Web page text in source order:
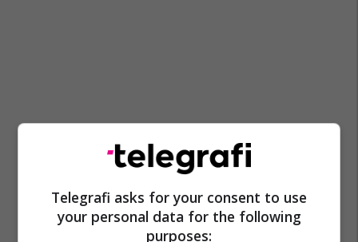
Telegrafi asks for your consent to use
your personal data for the following
purposes: